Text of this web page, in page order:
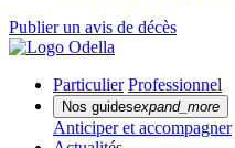
Publier un avis de décès
Particulier Professionnel
Nos guidesexpand_more
Anticiper et accompagner